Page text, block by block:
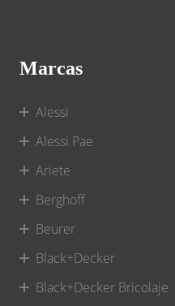
Marcas
Alessi
Alessi Pae
Ariete
Berghoff
Beurer
Black+Decker
Black+Decker Bricolaje